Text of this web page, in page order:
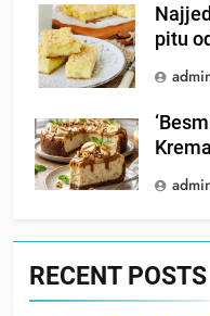
pitu
RECENT POSTS